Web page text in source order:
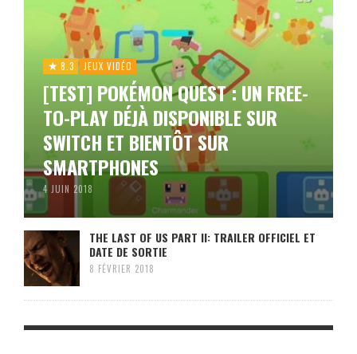
8.3 JEUX VIDÉO
[TEST] POKÉMON QUEST : UN FREE-
TO-PLAY DÉJÀ DISPONIBLE SUR
SWITCH ET BIENTÔT SUR
SMARTPHONES
4 JUIN 2018
THE LAST OF US PART II: TRAILER OFFICIEL ET
DATE DE SORTIE
8 FÉVRIER 2018